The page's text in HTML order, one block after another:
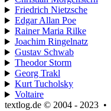
Friedrich Nietzsche
Edgar Allan Poe
Rainer Maria Rilke
Joachim Ringelnatz
Gustav Schwab
Theodor Storm
Georg Trakl
Kurt Tucholsky
Voltaire
textlog.de © 2004 - 2023 •